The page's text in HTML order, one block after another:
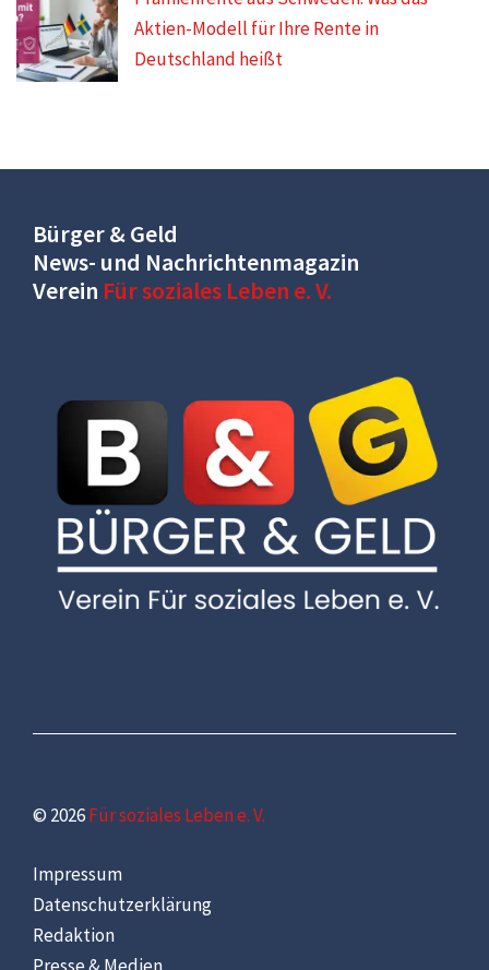
Aktien-Modell für Ihre Rente in
Deutschland heißt
Bürger & Geld
News- und Nachrichtenmagazin
Verein Für soziales Leben e. V.
© 2026Für soziales Leben e. V.
Impressum
Datenschutzerklärung
Redaktion